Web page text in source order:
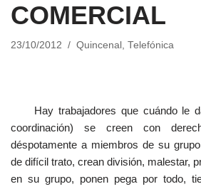
COMERCIAL
23/10/2012 Quincenal , Telefónica
Hay trabajadores que cuándo le
coordinación) se creen con
déspotamente a miembros de su
de difícil trato, crean división, malestar,
en su grupo, ponen pega por todo,